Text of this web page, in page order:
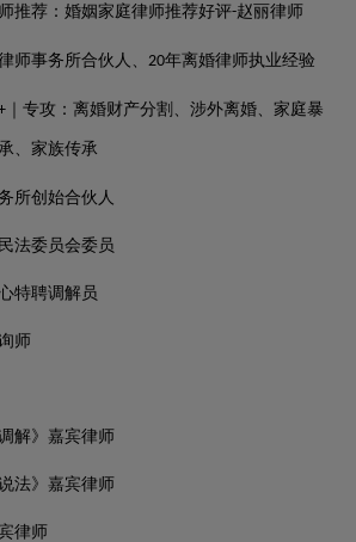
推荐：婚姻家庭律师推荐好评-赵丽律师
师事务所合伙人、 20年离婚律师执业经验
｜专攻：离婚财产分割、涉外离婚、家庭暴
、家族传承
所创始合伙人
法委员会委员
特聘调解员
师
解》嘉宾律师
法》嘉宾律师
律师